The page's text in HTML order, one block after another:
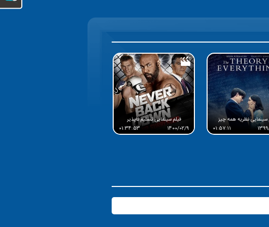
سینمایی نظریه همه چیز
01:57:11
فیلم سینمایی تسلیم ناپذیر
1400/02/9
01:34:53